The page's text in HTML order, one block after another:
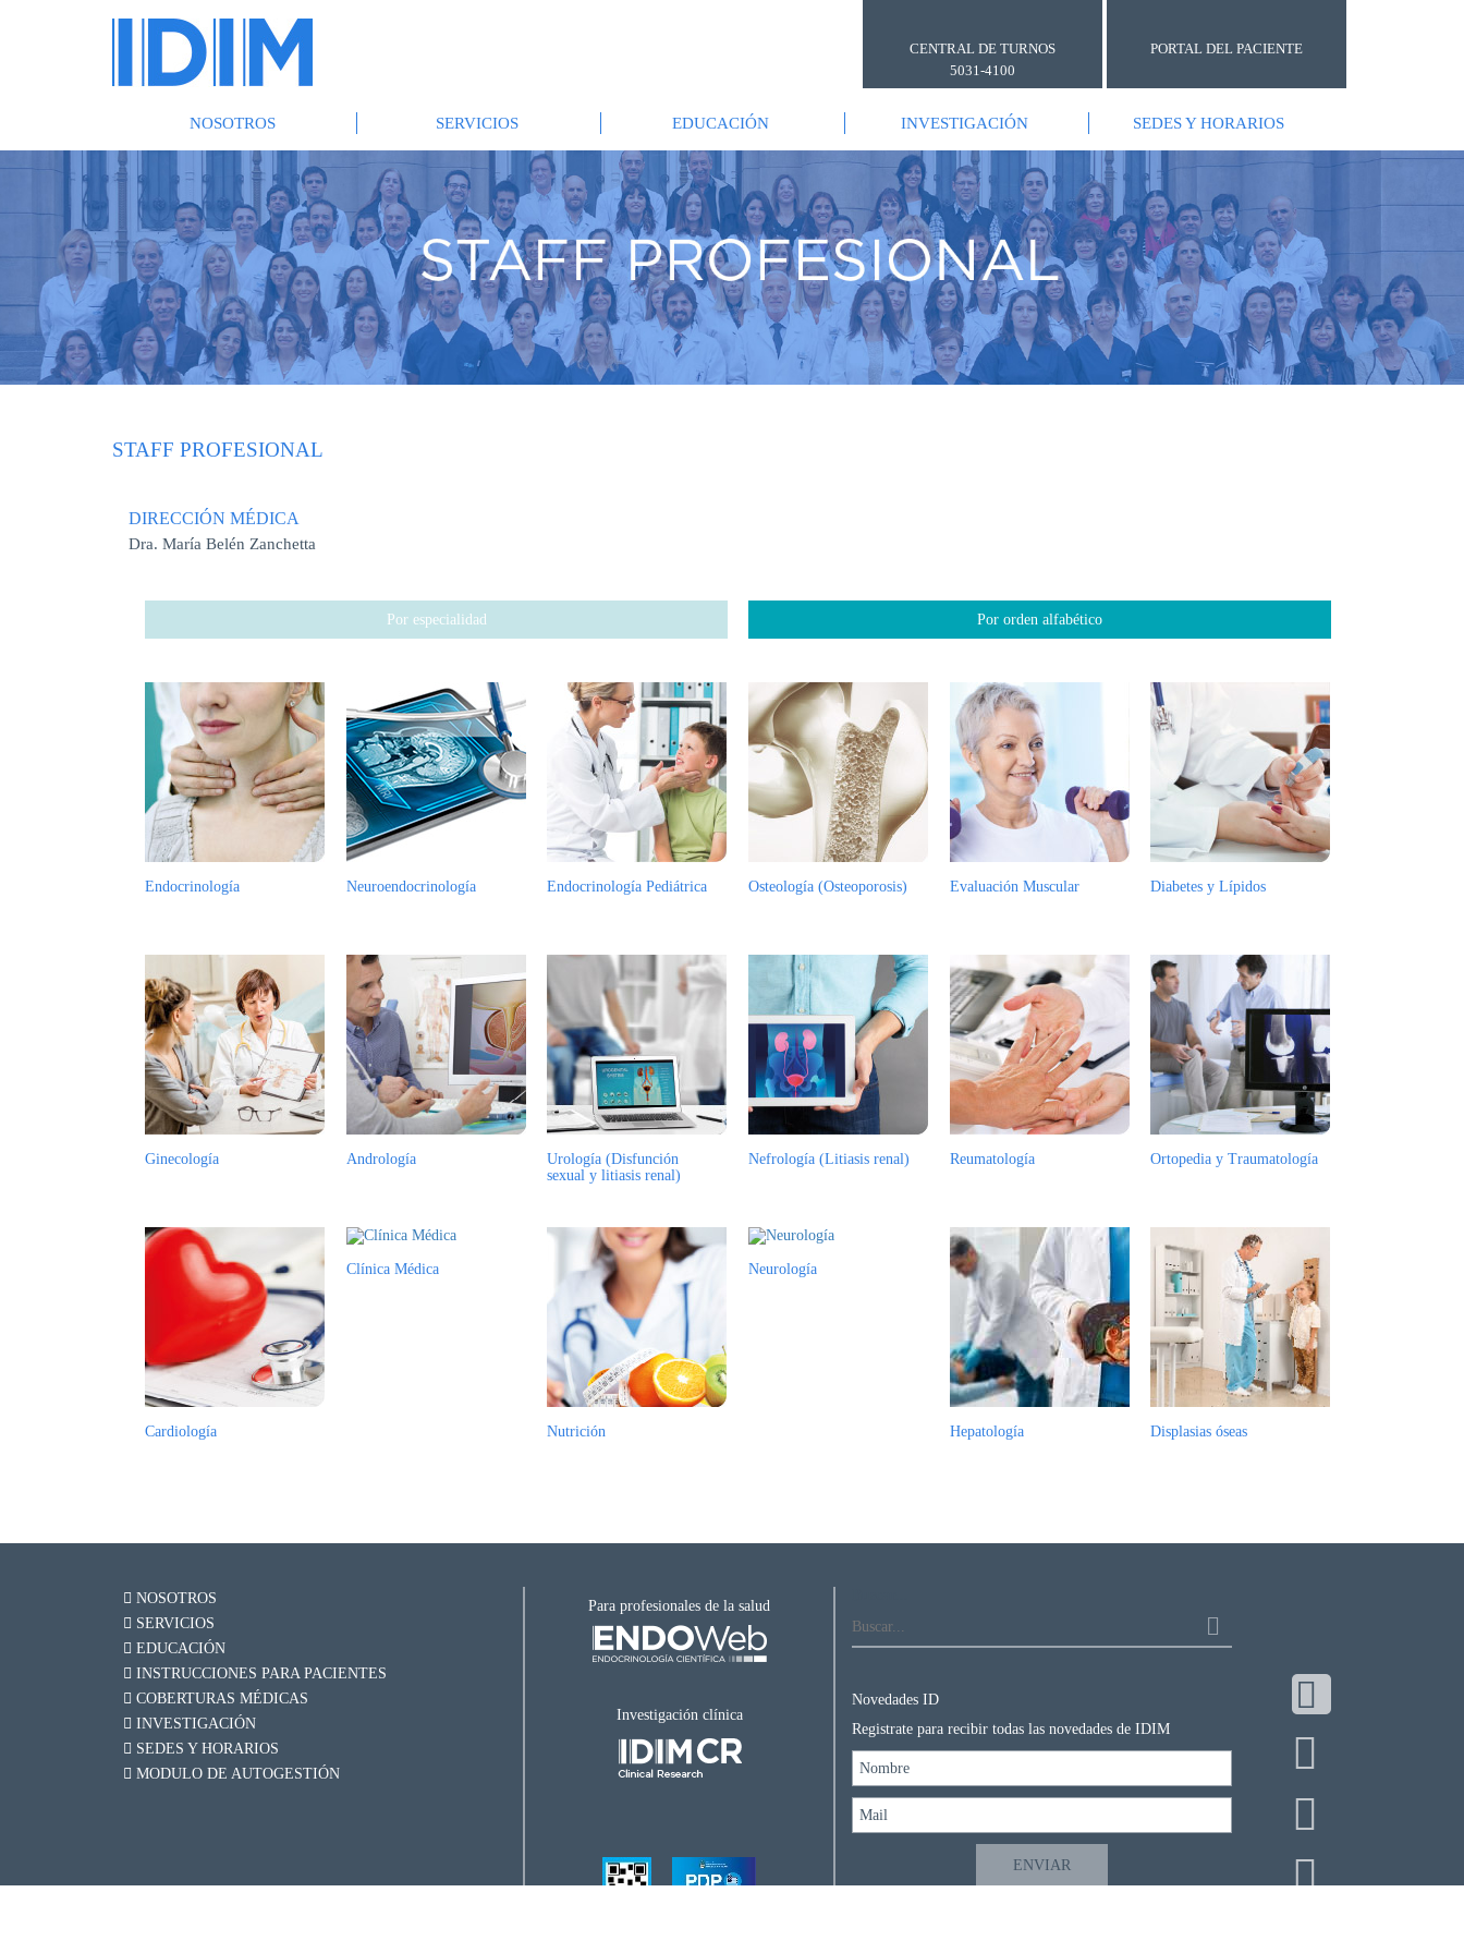
CENTRAL DE TURNOS
5031-4100
PORTAL DEL PACIENTE
NOSOTROS SERVICIOS EDUCACIÓN INVESTIGACIÓN SEDES Y HORARIOS
STAFF PROFESIONAL
DIRECCIÓN MÉDICA
Dra. María Belén Zanchetta
Por especialidad Por orden alfabético
Endocrinología Neuroendocrinología Endocrinología Pediátrica Osteología (Osteoporosis) Evaluación Muscular Diabetes y Lípidos
Ginecología Andrología
Urología (Disfunción
sexual y litiasis renal)
Nefrología (Litiasis renal) Reumatología Ortopedia y Traumatología
Cardiología
Clínica Médica
Nutrición
Neurología
Hepatología Displasias óseas
NOSOTROS
SERVICIOS
EDUCACIÓN
INSTRUCCIONES PARA PACIENTES
COBERTURAS MÉDICAS
INVESTIGACIÓN
SEDES Y HORARIOS
MODULO DE AUTOGESTIÓN
Para profesionales de la salud
Investigación clínica
Novedades ID
Registrate para recibir todas las novedades de IDIM